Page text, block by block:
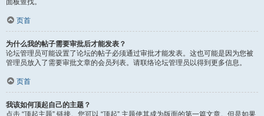
面板查找。
页首
为什么我的帖子需要审批后才能发表？
论坛管理员可能设置了论坛的帖子必须通过审批才能发表。这也可能是因为您被
管理员放入了需要审批文章的会员列表。请联络论坛管理员以得到更多信息。
页首
我该如何顶起自己的主题？
点击 “顶起主题” 链接。您可以 “顶起” 主题使其成为版面的第一篇文章。但是如果